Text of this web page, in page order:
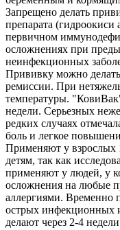
Запрещено делать
препарата
первичном
осложнениях при
неинфекционных
Прививку можно
ремиссии. При
температуры.
недели. Серьезных
редких случаях
боль и легкое
Применяют у взрослых
детям, так как
применяют у людей, у
осложнения на любые
аллергиями. Временно
острых инфекционных
делают через 2-4